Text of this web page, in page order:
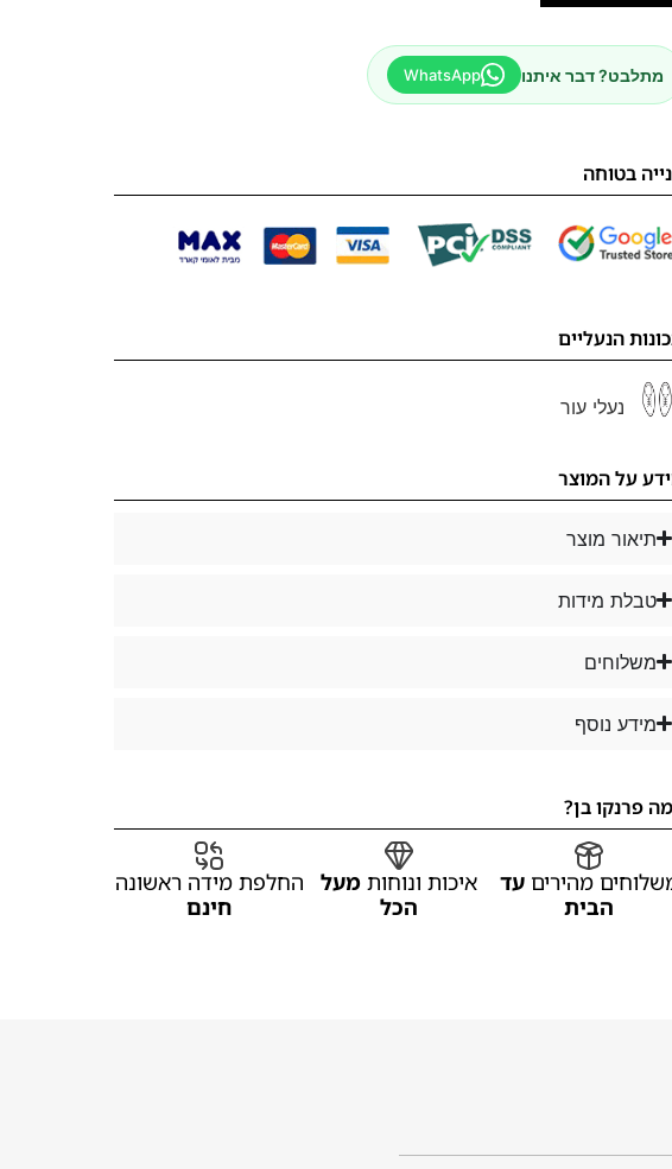
מתלבט? דבר איתנו WhatsApp
בטוחה
הנעליים
נעלי עור
על המוצר
תיאור מוצר
טבלת מידות
משלוחים
מידע נוסף
פרנקו בן?
מהיריםעד
הבית
איכות ונוחות מעל
הכל
החלפת מידה ראשונה
חינם